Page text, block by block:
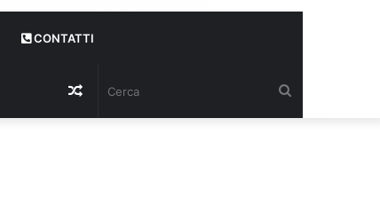
CONTATTI
Articolo